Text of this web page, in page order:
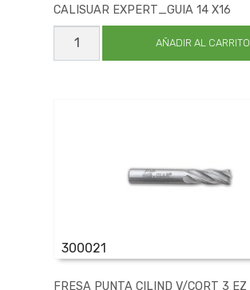
CALISUAR EXPERT_GUIA 14 X16
CALISUAR
EXPERT_GUIA
14
AÑADIR AL CARRITO
300021
FRESA PUNTA CILIND V/CORT 3 EZ